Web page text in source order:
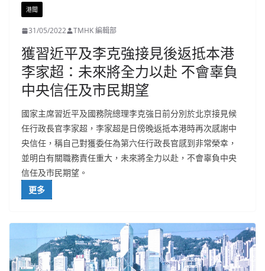
港聞
31/05/2022 TMHK 編輯部
獲習近平及李克強接見後返抵本港
李家超：未來將全力以赴 不會辜負
中央信任及市民期望
國家主席習近平及國務院總理李克強日前分別於北京接見候
任行政長官李家超，李家超是日傍晚返抵本港時再次感謝中
央信任，稱自己對獲委任為第六任行政長官感到非常榮幸，
並明白有關職務責任重大，未來將全力以赴，不會辜負中央
信任及市民期望。
更多